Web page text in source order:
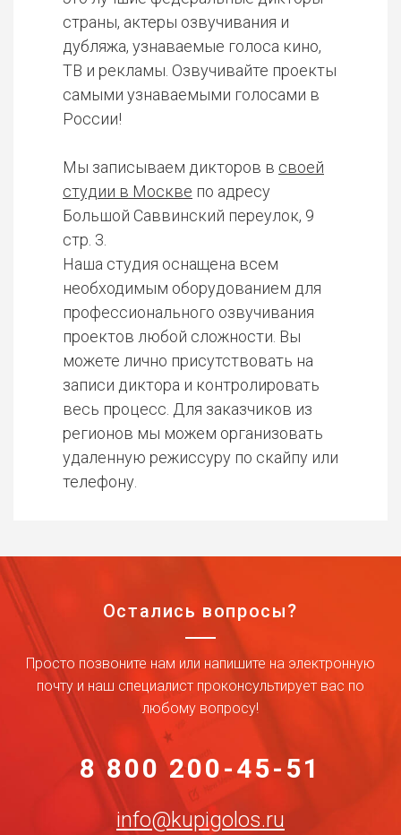
страны, актеры озвучивания и
дубляжа, узнаваемые голоса кино,
ТВ и рекламы. Озвучивайте проекты
самыми узнаваемыми голосами в
России!
Мы записываем дикторов в своей
студии в Москве по адресу
Большой Саввинский переулок, 9
стр. 3.
Наша студия оснащена всем
необходимым оборудованием для
профессионального озвучивания
проектов любой сложности. Вы
можете лично присутствовать на
записи диктора и контролировать
весь процесс. Для заказчиков из
регионов мы можем организовать
удаленную режиссуру по скайпу или
телефону.
Остались вопросы?
Просто позвоните нам или напишите на электронную
почту и наш специалист проконсультирует вас по
любому вопросу!
8 800 200-45-51
info@kupigolos.ru